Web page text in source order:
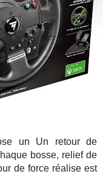
un Un retour de
bosse, relief de
de force réalise est